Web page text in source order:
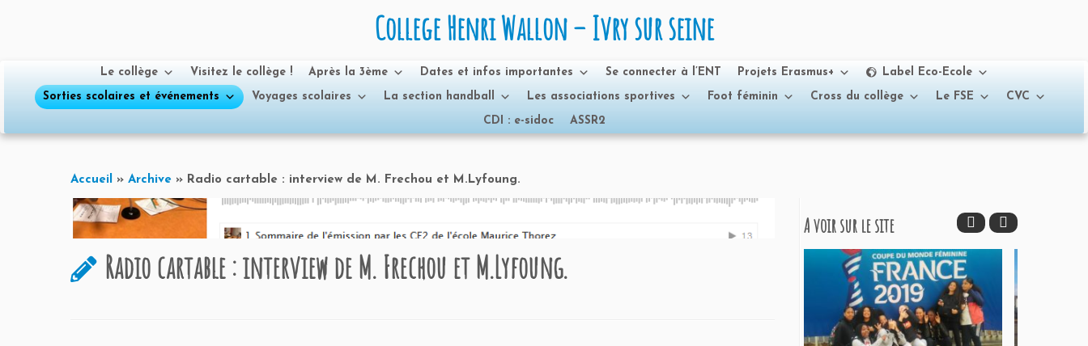
College Henri Wallon – Ivry sur seine
Le collège Visitez le collège ! Après la 3ème Dates et infos importantes Se connecter à l’ENT Projets Erasmus+
Label Eco-Ecole
Sorties scolaires et événements
Voyages scolaires La section handball Les associations sportives Foot féminin Cross du collège Le FSE
CVC
CDI : e-sidoc
ASSR2
Accueil » Archive » Radio cartable : interview de M. Frechou et M.Lyfoung.
Radio cartable : interview de M. Frechou et M.Lyfoung.
A voir sur le site